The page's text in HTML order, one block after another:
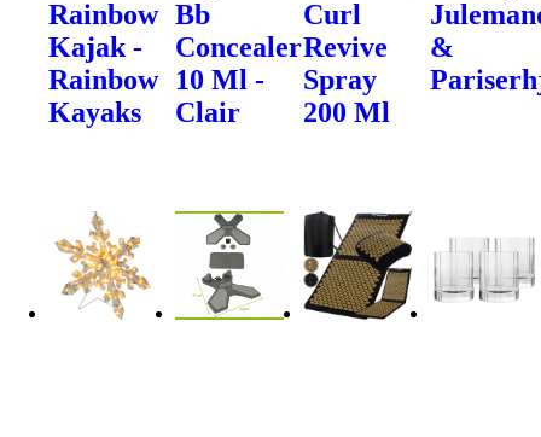
Rainbow
Kajak -
Rainbow
Kayaks
Bb
Concealer
10 Ml -
Clair
Curl
Revive
Spray
200 Ml
&